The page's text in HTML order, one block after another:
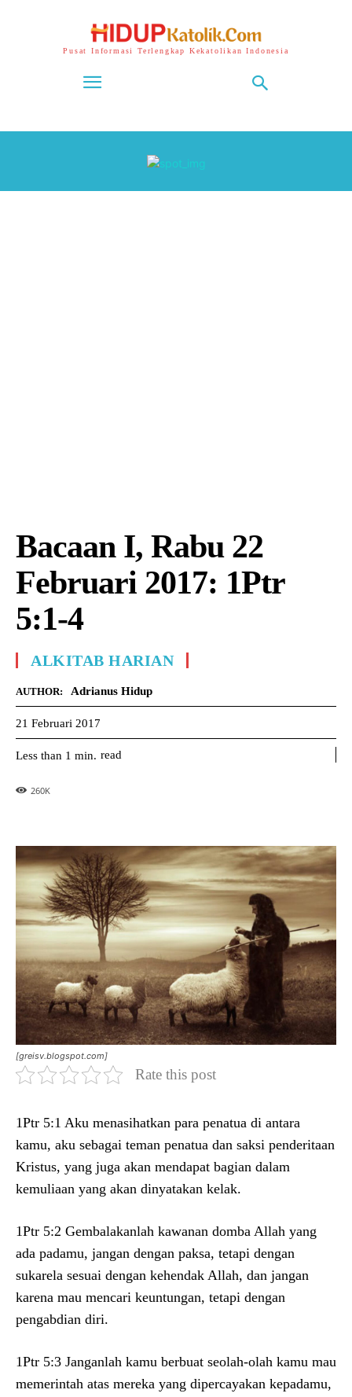
Pusat Informasi Terlengkap Kekatolikan Indonesia
Bacaan I, Rabu 22
Februari 2017: 1Ptr
5:1-4
ALKITAB HARIAN
AUTHOR: Adrianus Hidup
21 Februari 2017
Less than 1 min. read
260K
[greisv.blogspot.com]
Rate this post
1Ptr 5:1 Aku menasihatkan para penatua di antara
kamu, aku sebagai teman penatua dan saksi penderitaan
Kristus, yang juga akan mendapat bagian dalam
kemuliaan yang akan dinyatakan kelak.
1Ptr 5:2 Gembalakanlah kawanan domba Allah yang
ada padamu, jangan dengan paksa, tetapi dengan
sukarela sesuai dengan kehendak Allah, dan jangan
karena mau mencari keuntungan, tetapi dengan
pengabdian diri.
1Ptr 5:3 Janganlah kamu berbuat seolah-olah kamu mau
memerintah atas mereka yang dipercayakan kepadamu,